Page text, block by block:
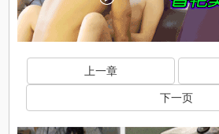
上一章
下一页